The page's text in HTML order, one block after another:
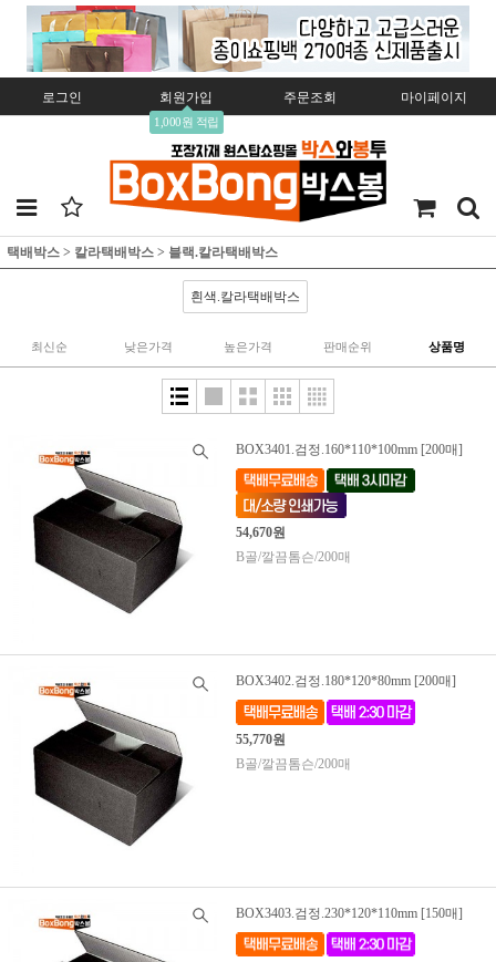
로그인 회원가입
1,000원 적립
주문조회 마이페이지
택배박스 > 칼라택배박스 > 블랙.칼라택배박스
흰색.칼라택배박스
최신순 낮은가격 높은가격 판매순위 상품명
BOX3401.검정.160*110*100mm [200매]
54,670원
B골/깔끔톰슨/200매
BOX3402.검정.180*120*80mm [200매]
55,770원
B골/깔끔톰슨/200매
BOX3403.검정.230*120*110mm [150매]